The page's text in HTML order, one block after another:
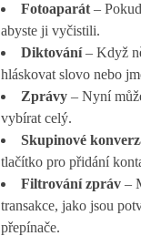
Fotoaparát– Pokud
abyste ji vyčistili.
Diktování– Když
hláskovat slovo nebo
Zprávy– Nyní
vybírat celý.
Skupinové
tlačítko pro přidání
Filtrování zpráv–
transakce, jako jsou
přepínače.